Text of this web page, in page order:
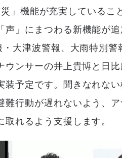
」機能が充実しているこ
」にまつわる新機能が追
大津波警報、大雨特別警
ウンサーの井上貴博と日
装予定です。聞きなれな
行動が遅れないよう、
れるよう支援します。